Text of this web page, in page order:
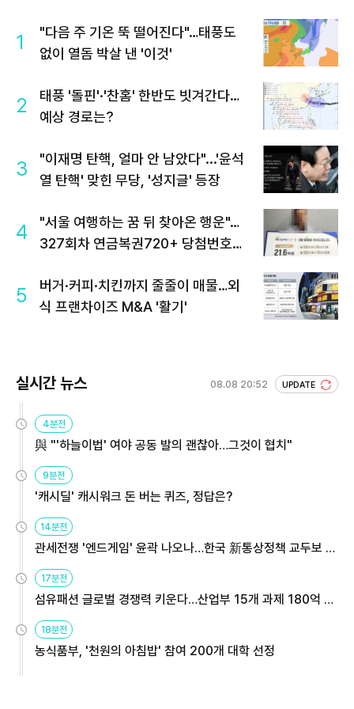
1
"다음 주 기온 뚝 떨어진다"…태풍도
없이 열돔 박살 낸 '이것'
2
태풍 '돌핀'·'찬홈' 한반도 빗겨간다…
예상 경로는?
3
"이재명 탄핵, 얼마 안 남았다"...'윤석
열 탄핵' 맞힌 무당, '성지글' 등장
4
"서울 여행하는 꿈 뒤 찾아온 행운"…
327회차 연금복권720+ 당첨번호조
5
버거·커피·치킨까지 줄줄이 매물…외
식 프랜차이즈 M&A '활기'
실시간 뉴스 08.08 20:52 UPDATE
4분전
與 "'하늘이법' 여야 공동 발의 괜찮아…그것이 협치"
9분전
'캐시딜' 캐시워크 돈 버는 퀴즈, 정답은?
14분전
관세전쟁 '엔드게임' 윤곽 나오나…한국 新통상정책 교두보 활
17분전
섬유패션 글로벌 경쟁력 키운다…산업부 15개 과제 180억 지
18분전
농식품부, '천원의 아침밥' 참여 200개 대학 선정